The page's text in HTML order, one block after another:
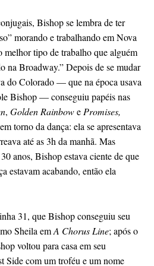
Bishop se lembra de ter
morando e trabalhando em Nova
melhor tipo de trabalho que alguém
na Broadway.” Depois de se mudar
do Colorado — que na época usava
Bishop — conseguiu papéis nas
, Golden Rainbowe Promises,
torno da dança: ela se apresentava
até as 3h da manhã. Mas
anos, Bishop estava ciente de que
estavam acabando, então ela
31, que Bishop conseguiu seu
Sheila emA Chorus Line; após o
voltou para casa em seu
Side com um troféu e um nome